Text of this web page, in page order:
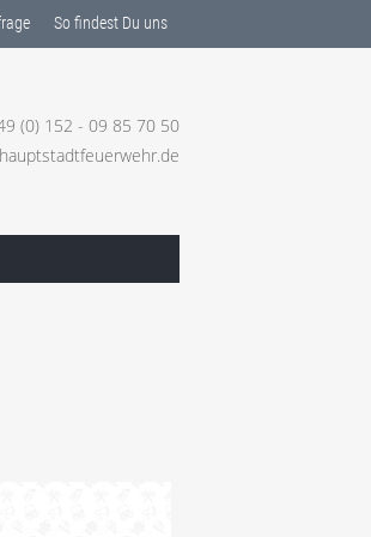
So findest Du uns
(0) 152 - 09 85 70 50